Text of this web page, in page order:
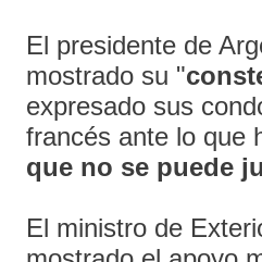
El presidente de
mostrado su "
expresado sus
francés ante lo que
que no se puede
El ministro de